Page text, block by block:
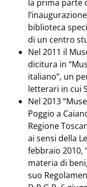
la prima parte
biblioteca
di un centro
Nel 2011 il
dicitura in
italiano”, un
letterari in cui
Nel 2013
Poggio a
Regione
ai sensi della
febbraio 2010,
materia di
suo